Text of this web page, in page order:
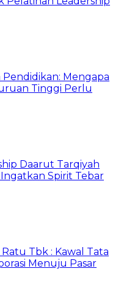
Mengapa
Tinggi Perlu
Daarut Tarqiyah
Spirit Tebar
Tbk : Kawal Tata
Menuju Pasar